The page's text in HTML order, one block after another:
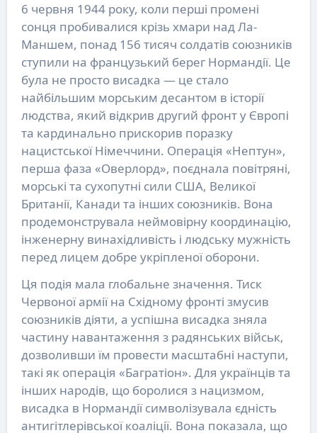
6 червня 1944 року, коли перші промені
сонця пробивалися крізь хмари над Ла-
Маншем, понад 156 тисяч солдатів союзників
ступили на французький берег Нормандії. Це
була не просто висадка — це стало
найбільшим морським десантом в історії
людства, який відкрив другий фронт у Європі
та кардинально прискорив поразку
нацистської Німеччини. Операція «Нептун»,
перша фаза «Оверлорд», поєднала повітряні,
морські та сухопутні сили США, Великої
Британії, Канади та інших союзників. Вона
продемонструвала неймовірну координацію,
інженерну винахідливість і людську мужність
перед лицем добре укріпленої оборони.
Ця подія мала глобальне значення. Тиск
Червоної армії на Східному фронті змусив
союзників діяти, а успішна висадка зняла
частину навантаження з радянських військ,
дозволивши їм провести масштабні наступи,
такі як операція «Багратіон». Для українців та
інших народів, що боролися з нацизмом,
висадка в Нормандії символізувала єдність
антигітлерівської коаліції. Вона показала, що